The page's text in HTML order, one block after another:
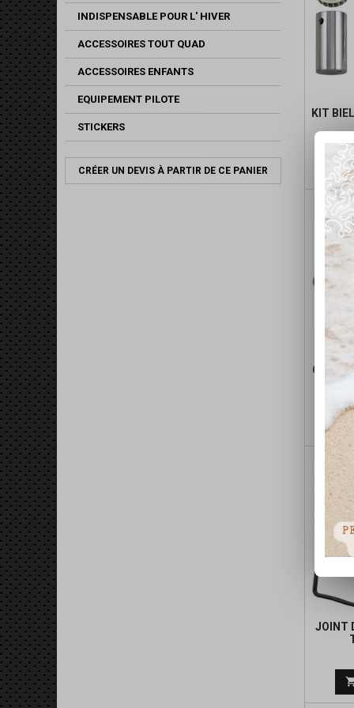
INDISPENSABLE POUR L' HIVER
ACCESSOIRES TOUT QUAD
ACCESSOIRES ENFANTS
EQUIPEMENT PILOTE
STICKERS
CRÉER UN DEVIS À PARTIR DE CE PANIER
KIT

JOINT